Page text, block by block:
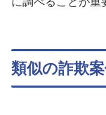
類似の詐欺